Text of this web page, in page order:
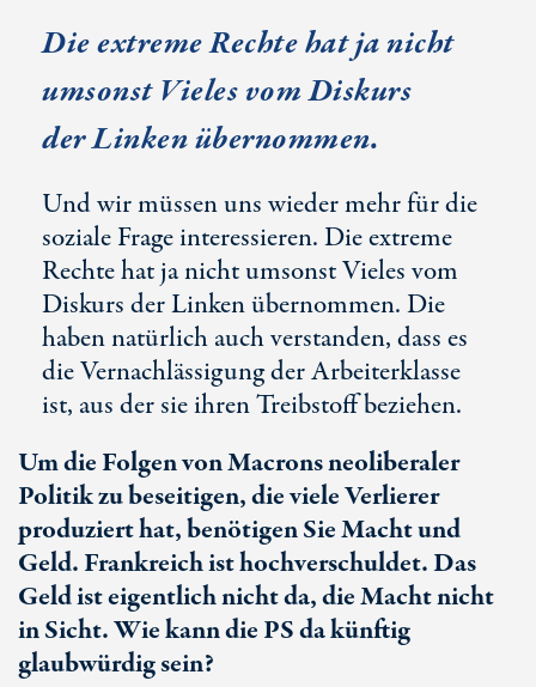
Die extreme Rechte hat ja nicht
umsonst Vieles vom Diskurs
der Linken übernommen.
Und wir müssen uns wieder mehr für die
soziale Frage interessieren. Die extreme
Rechte hat ja nicht umsonst Vieles vom
Diskurs der Linken übernommen. Die
haben natürlich auch verstanden, dass es
die Vernachlässigung der Arbeiterklasse
ist, aus der sie ihren Treibstoff beziehen.
Um die Folgen von Macrons neoliberaler
Politik zu beseitigen, die viele Verlierer
produziert hat, benötigen Sie Macht und
Geld. Frankreich ist hochverschuldet. Das
Geld ist eigentlich nicht da, die Macht nicht
in Sicht. Wie kann die PS da künftig
glaubwürdig sein?